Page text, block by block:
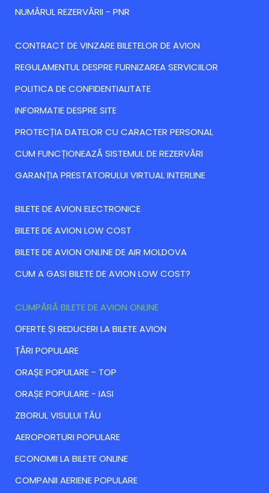
NUMĂRUL REZERVĂRII - PNR
CONTRACT DE VINZARE BILETELOR DE AVION
REGULAMENTUL DESPRE FURNIZAREA SERVICIILOR
POLITICA DE CONFIDENTIALITATE
INFORMATIE DESPRE SITE
PROTECȚIA DATELOR CU CARACTER PERSONAL
CUM FUNCȚIONEAZĂ SISTEMUL DE REZERVĂRI
GARANȚIA PRESTATORULUI VIRTUAL INTERLINE
BILETE DE AVION ELECTRONICE
BILETE DE AVION LOW COST
BILETE DE AVION ONLINE DE AIR MOLDOVA
CUM A GASI BILETE DE AVION LOW COST?
CUMPĂRĂ BILETE DE AVION ONLINE
ОFERTE ȘI REDUCERI LA BILETE AVION
ȚĂRI POPULARE
ORAȘE POPULARE - TOP
ORAȘE POPULARE - IASI
ZBORUL VISULUI TĂU
AEROPORTURI POPULARE
ECONOMII LA BILETE ONLINE
COMPANII AERIENE POPULARE